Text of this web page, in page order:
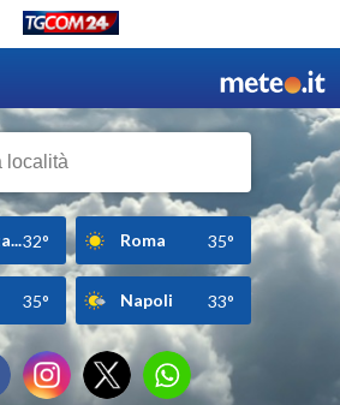
32° Roma 35°
35° Napoli 33°